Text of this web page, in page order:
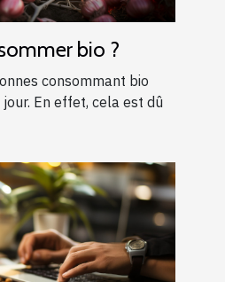
bio ?
consommant bio
En effet, cela est dû